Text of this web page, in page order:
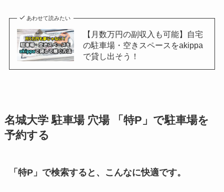
あわせて読みたい
【月数万円の副収入も可能】自宅
の駐車場・空きスペースをakippa
で貸し出そう！
名城大学駐車場 穴場 「特P」で駐車場を
予約する
「特P」で検索すると、こんなに快適です。